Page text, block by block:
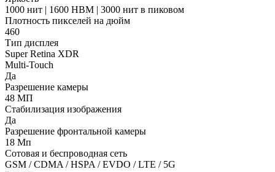
1000 нит | 1600 HBM | 3000 нит в пиковом
Плотность пикселей на дюйм
460
Тип дисплея
Super Retina XDR
Multi-Touch
Да
Разрешение камеры
48 МП
Стабилизация изображения
Да
Разрешение фронтальной камеры
18 Мп
Сотовая и беспроводная сеть
GSM / CDMA / HSPA / EVDO / LTE / 5G